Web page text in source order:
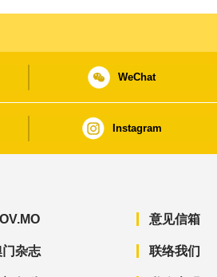
WeChat
Instagram
门杂志
意见信箱
联络我们